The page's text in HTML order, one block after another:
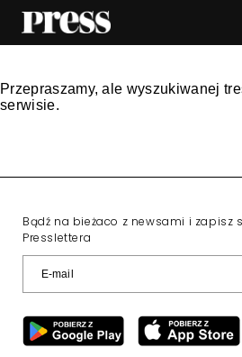
Przepraszamy, ale wyszukiwanej
serwisie.
Bądź na bieżaco z newsami i zapisz
Presslettera